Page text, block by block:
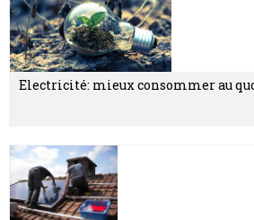
Electricité: mieux consommer au